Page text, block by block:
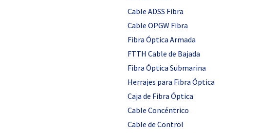
Cable ADSS Fibra
Cable OPGW Fibra
Fibra Óptica Armada
FTTH Cable de Bajada
Fibra Óptica Submarina
Herrajes para Fibra Óptica
Caja de Fibra Óptica
Cable Concéntrico
Cable de Control